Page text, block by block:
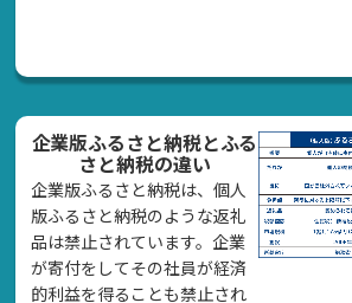
企業版ふるさと納税とふる
さと納税の違い
企業版ふるさと納税は、個人
版ふるさと納税のような返礼
品は禁止されています。企業
が寄付をしてその社員が経済
的利益を得ることも禁止され